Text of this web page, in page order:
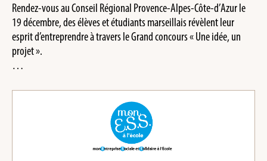
Rendez-vous au Conseil Régional Provence-Alpes-Côte-d’Azur le
19 décembre, des élèves et étudiants marseillais révèlent leur
esprit d’entreprendre à travers le Grand concours « Une idée, un
projet ».
…